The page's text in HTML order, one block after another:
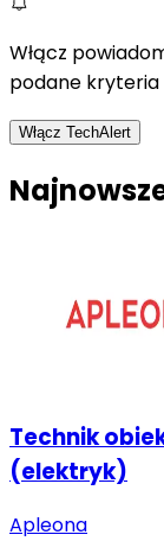
Włącz
podane kryteria
Włącz TechAlert
Technik
(elektryk)
Apleona